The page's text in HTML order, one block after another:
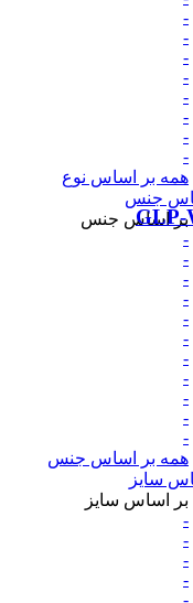
-
-
-
-
-
-
-
-
همه بر اساس نوع
جنس
بر اساس جنس
-
-
-
-
-
-
-
-
-
-
-
همه بر اساس جنس
سایز
بر اساس سایز
-
-
-
-
-